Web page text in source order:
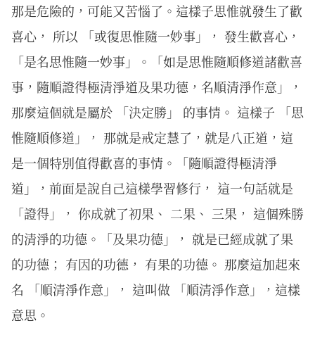
那是危險的，可能又苦惱了。這樣子思惟就發生了歡
喜心， 所以 「或復思惟隨一妙事」， 發生歡喜心，
「是名思惟隨一妙事」。「如是思惟隨順修道諸歡喜
事，隨順證得極清淨道及果功德，名順清淨作意」，
那麼這個就是屬於 「決定勝」 的事情。 這樣子 「思
惟隨順修道」， 那就是戒定慧了，就是八正道，這
是一個特別值得歡喜的事情。「隨順證得極清淨
道」，前面是說自己這樣學習修行， 這一句話就是
「證得」， 你成就了初果、 二果、 三果， 這個殊勝
的清淨的功德。「及果功德」， 就是已經成就了果
的功德； 有因的功德， 有果的功德。 那麼這加起來
名 「順清淨作意」， 這叫做 「順清淨作意」，這樣
意思。